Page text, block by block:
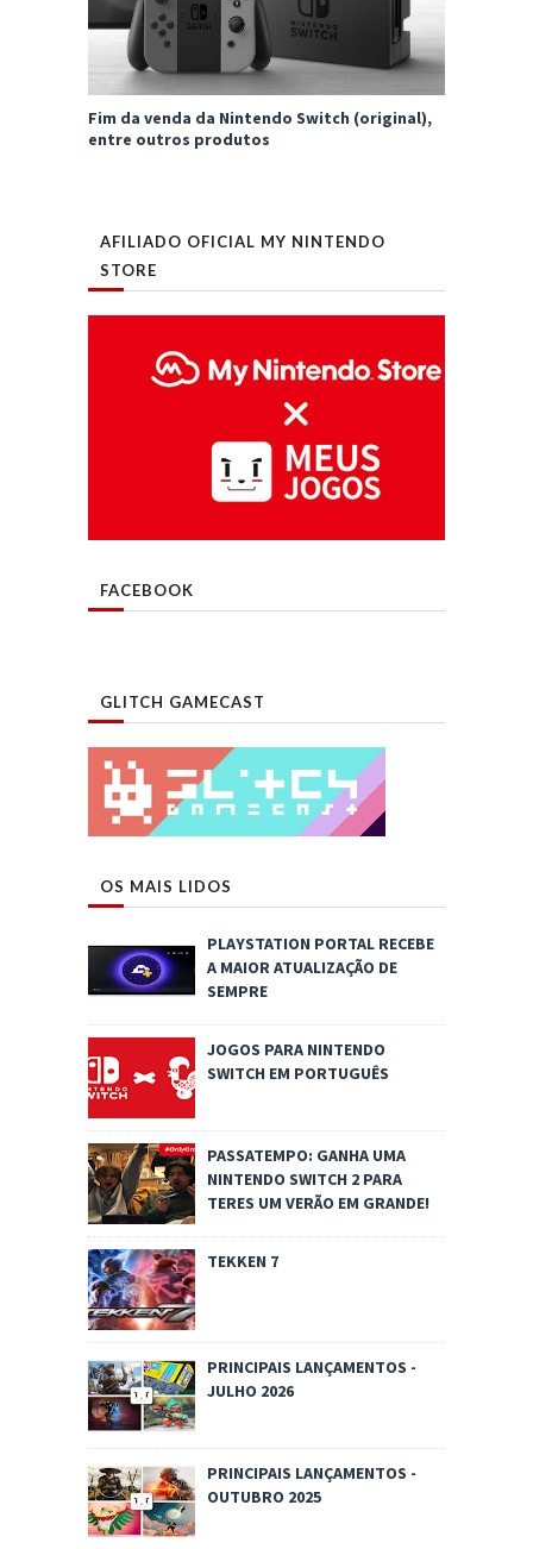
Fim da venda da Nintendo Switch (original),
entre outros produtos
AFILIADO OFICIAL MY NINTENDO
STORE
FACEBOOK
GLITCH GAMECAST
OS MAIS LIDOS
PLAYSTATION PORTAL RECEBE
A MAIOR ATUALIZAÇÃO DE
SEMPRE
JOGOS PARA NINTENDO
SWITCH EM PORTUGUÊS
PASSATEMPO: GANHA UMA
NINTENDO SWITCH 2 PARA
TERES UM VERÃO EM GRANDE!
TEKKEN 7
PRINCIPAIS LANÇAMENTOS -
JULHO 2026
PRINCIPAIS LANÇAMENTOS -
OUTUBRO 2025